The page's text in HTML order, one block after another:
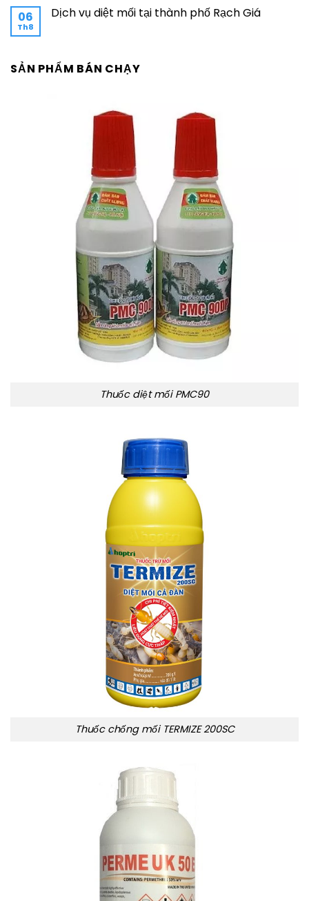
06
Th8
Dịch vụ diệt mối tại thành phố Rạch Giá
SẢN PHẨM BÁN CHẠY
Thuốc diệt mối PMC90
Thuốc chống mối TERMIZE 200SC